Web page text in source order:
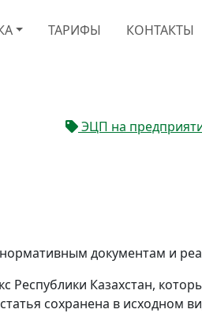
ТАРИФЫ КОНТАКТЫ
ЭЦП на
документам и
Казахстан,
сохранена в исходном